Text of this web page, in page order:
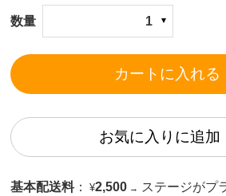
数量 1
カートに入れる
お気に入りに追加
基本配送料 ： ¥2,500 → ステージがプ